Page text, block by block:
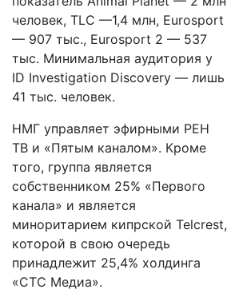
человек, TLC —1,4 млн, Eurosport
— 907 тыс., Eurosport 2 — 537
тыс. Минимальная аудитория у
ID Investigation Discovery — лишь
41 тыс. человек.
НМГ управляет эфирными РЕН
ТВ и «Пятым каналом». Кроме
того, группа является
собственником 25% «Первого
канала» и является
миноритарием кипрской Telcrest,
которой в свою очередь
принадлежит 25,4% холдинга
«СТС Медиа».